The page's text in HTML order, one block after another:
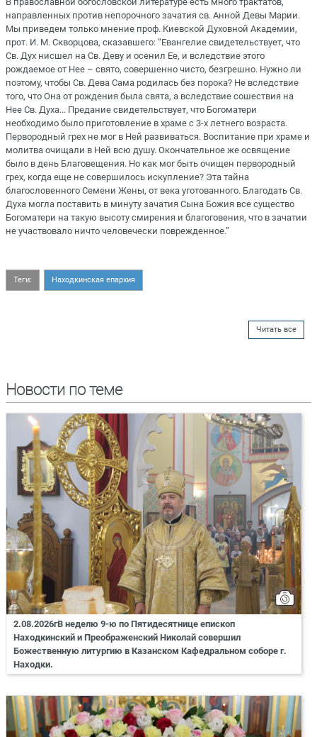
направленных против непорочного зачатия св. Анной Девы Марии.
Мы приведем только мнение проф. Киевской Духовной Академии,
прот. И. М. Скворцова, сказавшего: “Евангелие свидетельствует, что
Св. Дух нисшел на Св. Деву и осенил Ее, и вследствие этого
рождаемое от Нее – свято, совершенно чисто, безгрешно. Нужно ли
поэтому, чтобы Св. Дева Сама родилась без порока? Не вследствие
того, что Она от рождения была свята, а вследствие сошествия на
Нее Св. Духа... Предание свидетельствует, что Богоматери
необходимо было приготовление в храме с 3-х летнего возраста.
Первородный грех не мог в Ней развиваться. Воспитание при храме и
молитва очищали в Ней всю душу. Окончательное же освящение
было в день Благовещения. Но как мог быть очищен первородный
грех, когда еще не совершилось искупление? Эта тайна
благословенного Семени Жены, от века уготованного. Благодать Св.
Духа могла поставить в минуту зачатия Сына Божия все существо
Богоматери на такую высоту смирения и благоговения, что в зачатии
не участвовало ничто человечески поврежденное.”
Теги: Находкинская епархия
Читать все
Новости по теме
2.08.2026гВ неделю 9-ю по Пятидесятнице епископ
Находкинский и Преображенский Николай совершил
Божественную литургию в Казанском Кафедральном соборе г.
Находки.